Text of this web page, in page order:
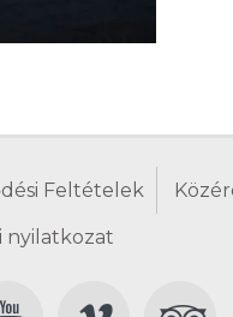
Feltételek
nyilatkozat